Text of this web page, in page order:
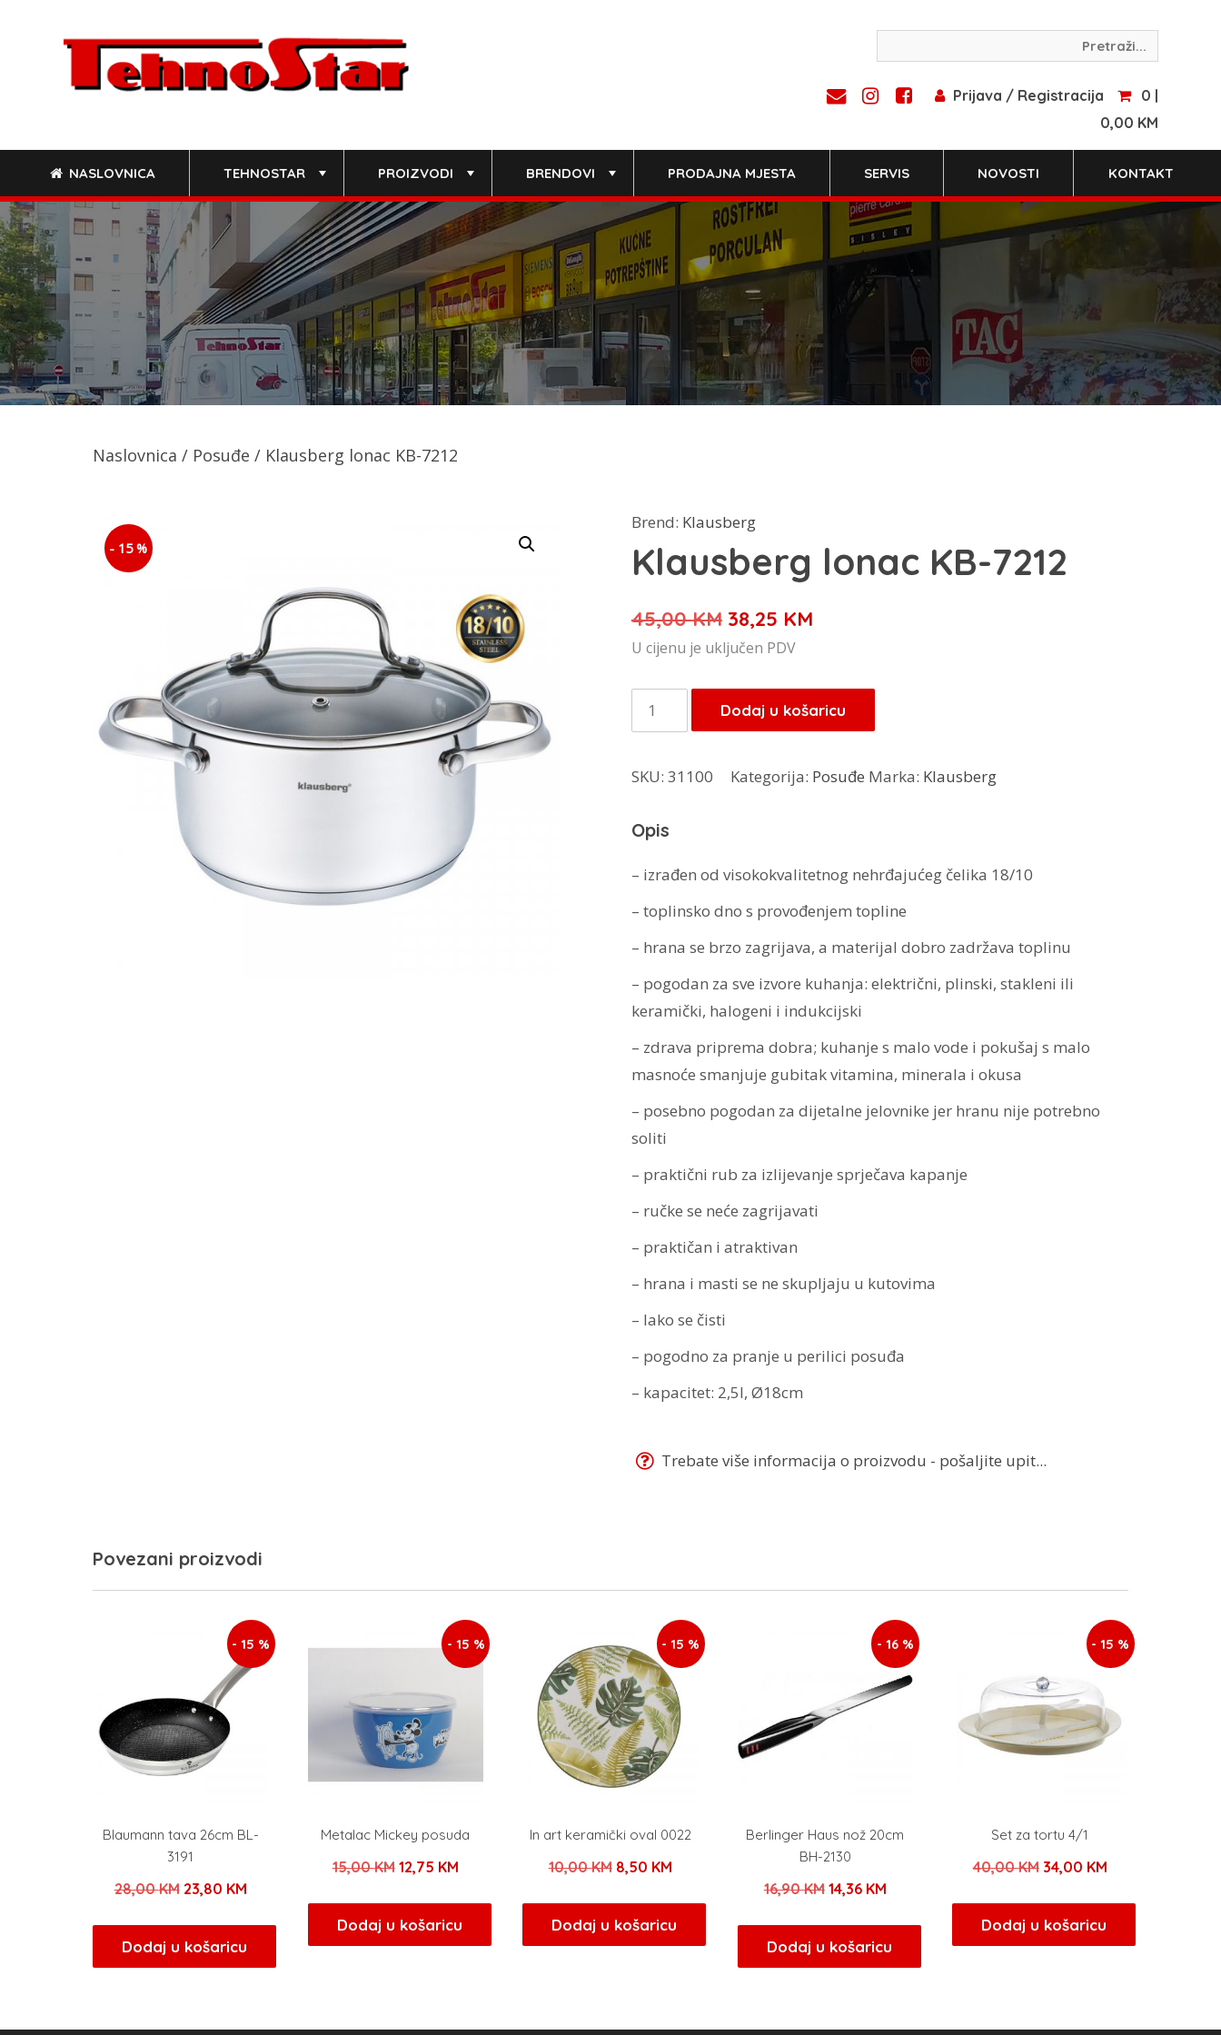
Prijava / Registracija
0 |
0,00 KM
NASLOVNICA TEHNOSTAR PROIZVODI BRENDOVI PRODAJNA MJESTA SERVIS NOVOSTI KONTAKT
Naslovnica / Posuđe / Klausberg lonac KB-7212
- 15 %
Brend: Klausberg
Klausberg lonac KB-7212
45,00KM Izvorna
cijena
je:
45,00 KM.
38,25 KMTrenutna
38,25 KM.
U cijenu je uključen PDV
Klausberg
lonac
7212
Dodaj u košaricu
SKU: 31100 Kategorija: Posuđe Marka: Klausberg
Opis
– izrađen od visokokvalitetnog nehrđajućeg čelika 18/10
– toplinsko dno s provođenjem topline
– hrana se brzo zagrijava, a materijal dobro zadržava toplinu
– pogodan za sve izvore kuhanja: električni, plinski, stakleni ili
keramički, halogeni i indukcijski
– zdrava priprema dobra; kuhanje s malo vode i pokušaj s malo
masnoće smanjuje gubitak vitamina, minerala i okusa
– posebno pogodan za dijetalne jelovnike jer hranu nije potrebno
soliti
– praktični rub za izlijevanje sprječava kapanje
– ručke se neće zagrijavati
– praktičan i atraktivan
– hrana i masti se ne skupljaju u kutovima
– lako se čisti
– pogodno za pranje u perilici posuđa
– kapacitet: 2,5l, Ø18cm
Trebate više informacija o proizvodu - pošaljite upit...
Povezani proizvodi
- 15 %
Blaumann tava 26cm BL-
3191
28,00KM Izvorna
bila
je:
23,80 KMTrenutna
je:
23,80 KM.
Dodaj u košaricu
- 15 %
Metalac Mickey posuda
15,00KM Izvorna
bila
je:
12,75 KMTrenutna
je:
12,75 KM.
Dodaj u košaricu
- 15 %
In art keramički oval 0022
10,00KM Izvorna
bila
je:
8,50 KMTrenutna
je:
8,50 KM.
Dodaj u košaricu
- 16 %
Berlinger Haus nož 20cm
BH-2130
16,90KM Izvorna
bila
je:
14,36 KMTrenutna
je:
14,36 KM.
Dodaj u košaricu
- 15 %
Set za tortu 4/1
40,00KM Izvorna
bila
je:
34,00 KMTrenutna
34,00 KM.
Dodaj u košaricu